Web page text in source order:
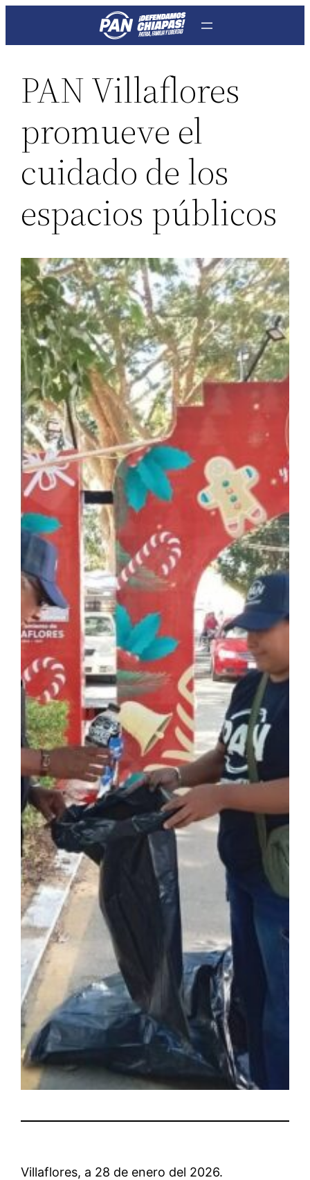
PAN Villaflores
promueve el
cuidado de los
espacios públicos
Villaflores, a 28 de enero del 2026.